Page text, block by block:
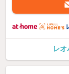
レ